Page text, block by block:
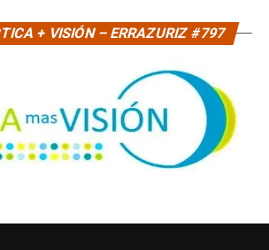
+ VISIÓN – ERRAZURIZ #797